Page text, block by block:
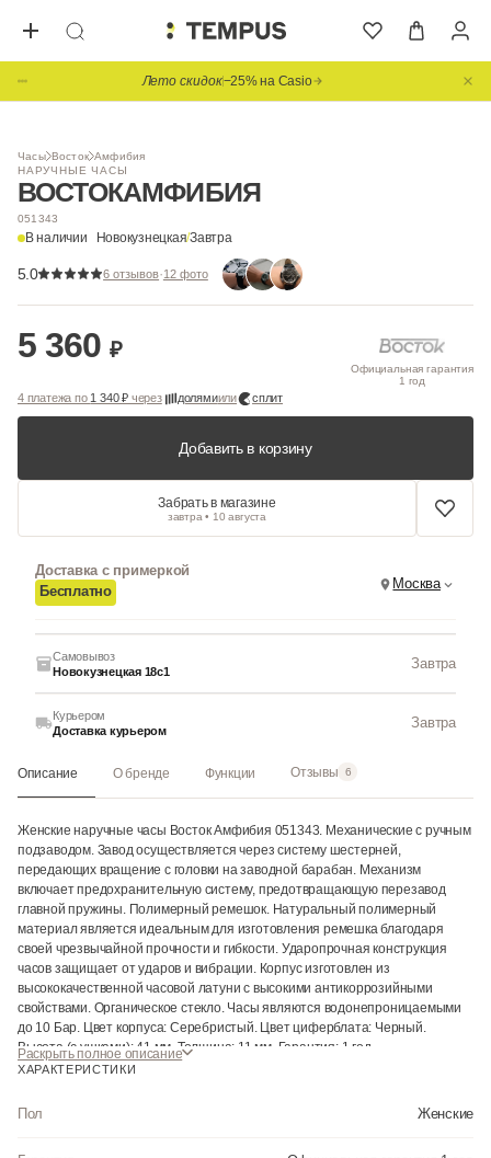
Лето скидок−25% на Casio
Часы Восток Амфибия
НАРУЧНЫЕ ЧАСЫ
ВОСТОКАМФИБИЯ
051343
В наличии Новокузнецкая/Завтра
5.0 6 отзывов·12 фото
5 360 ₽
Официальная гарантия
1 год
4 платежа по 1 340 ₽через долямиили сплит
Добавить в корзину
Забрать в магазине
завтра • 10 августа
Доставка с примеркой
Бесплатно
Москва
Самовывоз
Новокузнецкая 18с1
Завтра
Курьером
Доставка курьером
Завтра
Описание О бренде Функции Отзывы 6
Женские наручные часы Восток Амфибия 051343. Механические с ручным
подзаводом. Завод осуществляется через систему шестерней,
передающих вращение с головки на заводной барабан. Механизм
включает предохранительную систему, предотвращающую перезавод
главной пружины. Полимерный ремешок. Натуральный полимерный
материал является идеальным для изготовления ремешка благодаря
своей чрезвычайной прочности и гибкости. Ударопрочная конструкция
часов защищает от ударов и вибрации. Корпус изготовлен из
высококачественной часовой латуни с высокими антикоррозийными
свойствами. Органическое стекло. Часы являются водонепроницаемыми
до 10 Бар. Цвет корпуса: Серебристый. Цвет циферблата: Черный.
Высота (с ушками): 41 мм. Толщина: 11 мм. Гарантия: 1 год.
Раскрыть полное описание
ХАРАКТЕРИСТИКИ
Пол Женские